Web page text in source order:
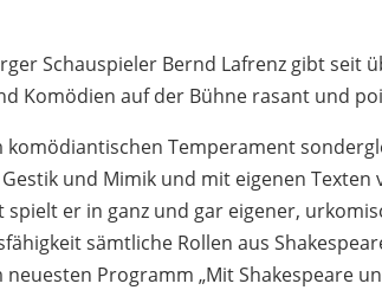
Schauspieler Bernd Lafrenz gibt seit
Komödien auf der Bühne rasant und
komödiantischen Temperament
und Mimik und mit eigenen
spielt er in ganz und gar eigener,
sämtliche Rollen aus
neuesten Programm „Mit Shakespeare